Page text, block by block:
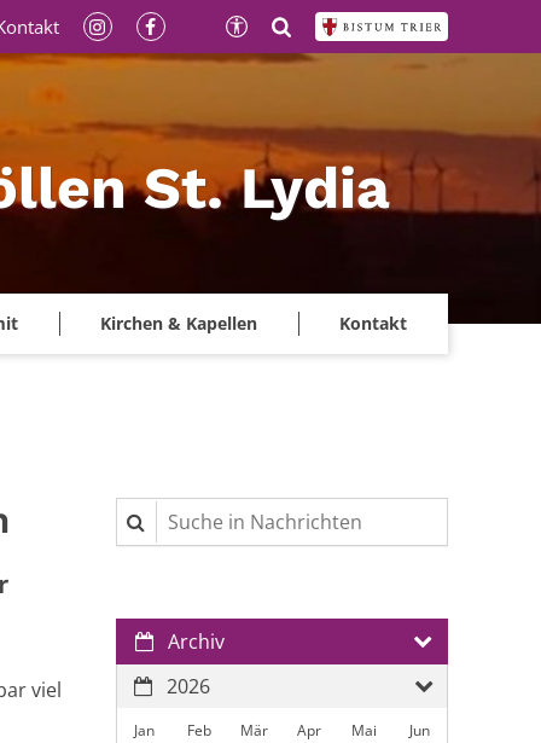
St. Lydia
Kirchen & Kapellen Kontakt
viel
Suche in Nachrichten
Archiv
2026
Jan Feb Mär Apr Mai Jun